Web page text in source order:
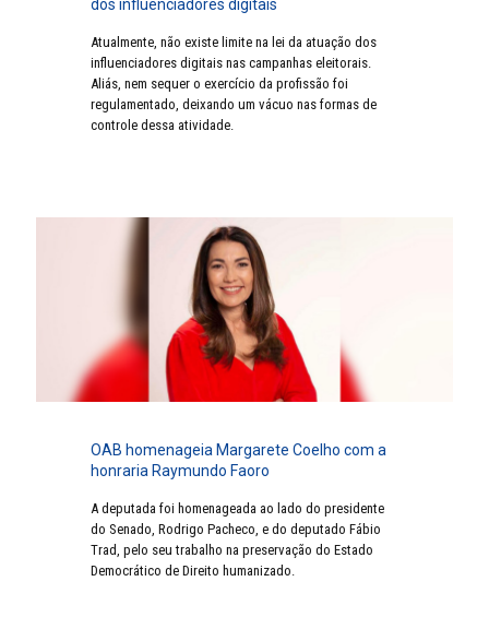
dos influenciadores digitais
Atualmente, não existe limite na lei da atuação dos
influenciadores digitais nas campanhas eleitorais.
Aliás, nem sequer o exercício da profissão foi
regulamentado, deixando um vácuo nas formas de
controle dessa atividade.
OAB homenageia Margarete Coelho com a
honraria Raymundo Faoro
A deputada foi homenageada ao lado do presidente
do Senado, Rodrigo Pacheco, e do deputado Fábio
Trad, pelo seu trabalho na preservação do Estado
Democrático de Direito humanizado.